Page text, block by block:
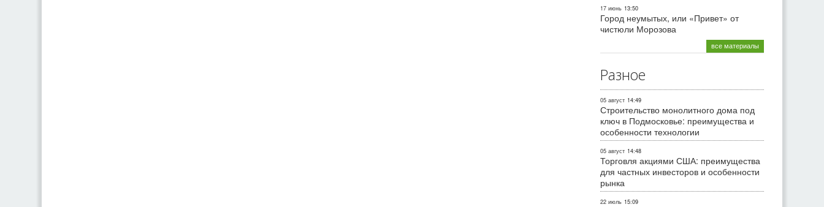
17 июнь 13:50
Город неумытых, или «Привет» от
чистюли Морозова
все материалы
Разное
05 август 14:49
Строительство монолитного дома под
ключ в Подмосковье: преимущества и
особенности технологии
05 август 14:48
Торговля акциями США: преимущества
для частных инвесторов и особенности
рынка
22 июль 15:09